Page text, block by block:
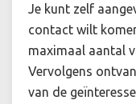
Je kunt zelf
contact wilt
maximaal aantal
Vervolgens
van de